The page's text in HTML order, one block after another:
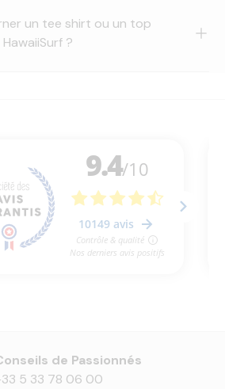
un tee shirt ou un top
?
de Passionnés
5 33 78 06 00